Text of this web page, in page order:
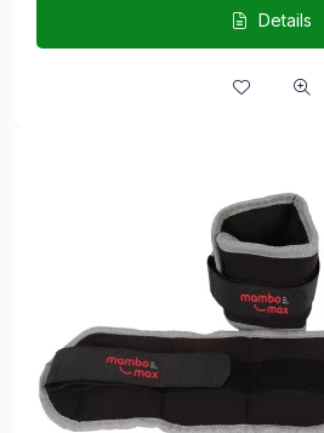
Details